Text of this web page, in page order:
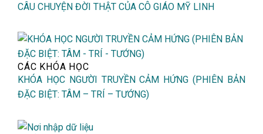
CÂU CHUYỆN ĐỜI THẬT CỦA CÔ GIÁO MỸ LINH
CÁC KHÓA HỌC
KHÓA HỌC NGƯỜI TRUYỀN CẢM HỨNG (PHIÊN BẢN
ĐẶC BIỆT: TÂM – TRÍ – TƯỚNG)